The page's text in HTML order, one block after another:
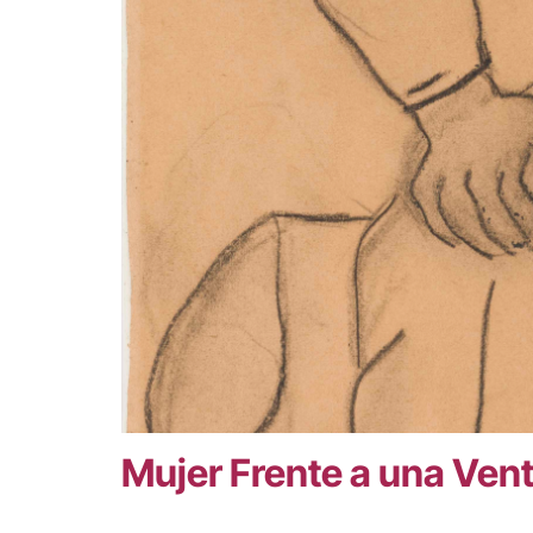
Mujer Frente a una